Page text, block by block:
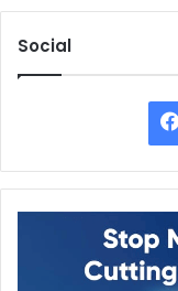
Social